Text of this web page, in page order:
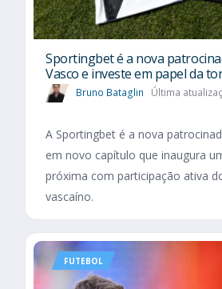
Sportingbet é a nova
Vasco e investe em papel da
Bruno Bataglin Última
A Sportingbet é a nova
em novo capítulo que inaugura
próxima com participação ativa
vascaíno.
FUTEBOL